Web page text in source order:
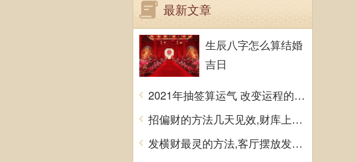
最新文章
生辰八字怎么算结婚
吉日
2021年抽签算运气 改变运程的方法
招偏财的方法几天见效,财库上摆聚宝盆可招财
发横财最灵的方法,客厅摆放发财树易招来横财